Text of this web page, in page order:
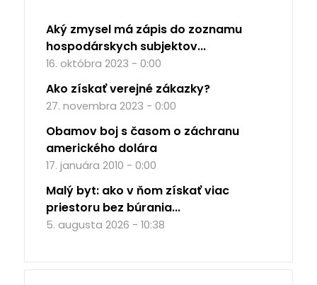
Aký zmysel má zápis do zoznamu
hospodárskych subjektov...
16. októbra 2023 - 0:00
Ako získať verejné zákazky?
27. novembra 2023 - 0:00
Obamov boj s časom o záchranu
amerického dolára
17. januára 2010 - 0:00
Malý byt: ako v ňom získať viac
priestoru bez búrania...
5. augusta 2026 - 10:38